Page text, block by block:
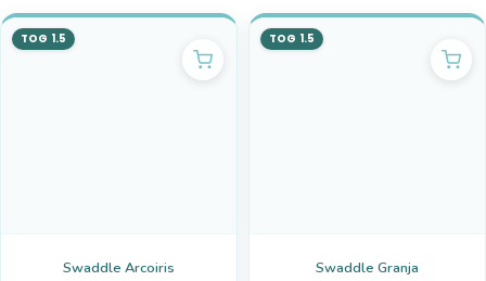
TOG 1.5
Swaddle Arcoiris
TOG 1.5
Swaddle Granja